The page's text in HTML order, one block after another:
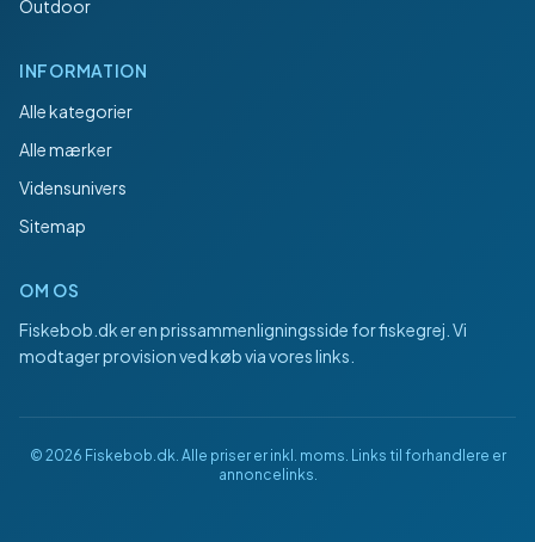
Outdoor
INFORMATION
Alle kategorier
Alle mærker
Vidensunivers
Sitemap
OM OS
Fiskebob.dker en prissammenligningsside for fiskegrej. Vi
modtager provision ved køb via vores links.
© 2026 Fiskebob.dk. Alle priser er inkl. moms. Links til forhandlere er
annoncelinks.